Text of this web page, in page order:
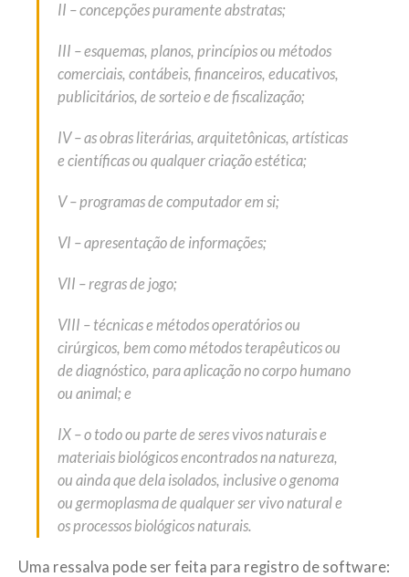
II – concepções puramente abstratas;
III – esquemas, planos, princípios ou métodos
comerciais, contábeis, financeiros, educativos,
publicitários, de sorteio e de fiscalização;
IV – as obras literárias, arquitetônicas, artísticas
e científicas ou qualquer criação estética;
V – programas de computador em si;
VI – apresentação de informações;
VII – regras de jogo;
VIII – técnicas e métodos operatórios ou
cirúrgicos, bem como métodos terapêuticos ou
de diagnóstico, para aplicação no corpo humano
ou animal; e
IX – o todo ou parte de seres vivos naturais e
materiais biológicos encontrados na natureza,
ou ainda que dela isolados, inclusive o genoma
ou germoplasma de qualquer ser vivo natural e
os processos biológicos naturais.
Uma ressalva pode ser feita para registro de software: